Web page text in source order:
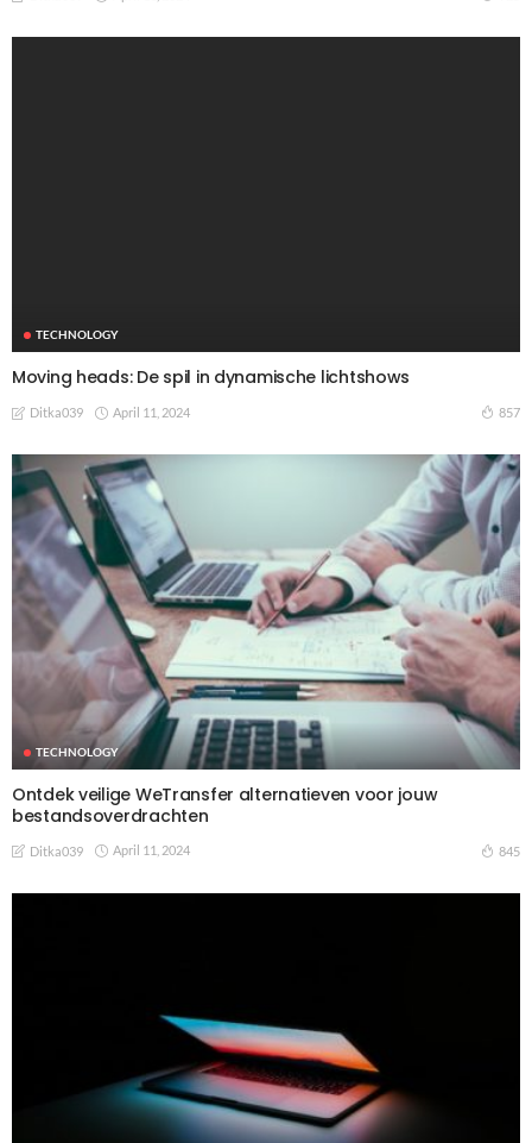
TECHNOLOGY
Moving heads: De spil in dynamische lichtshows
Ditka039 April 11, 2024 857
TECHNOLOGY
Ontdek veilige WeTransfer alternatieven voor jouw
bestandsoverdrachten
Ditka039 April 11, 2024 845